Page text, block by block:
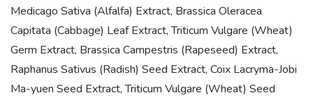
Medicago Sativa (Alfalfa) Extract, Brassica Oleracea
Capitata (Cabbage) Leaf Extract, Triticum Vulgare (Wheat)
Germ Extract, Brassica Campestris (Rapeseed) Extract,
Raphanus Sativus (Radish) Seed Extract, Coix Lacryma-Jobi
Ma-yuen Seed Extract, Triticum Vulgare (Wheat) Seed